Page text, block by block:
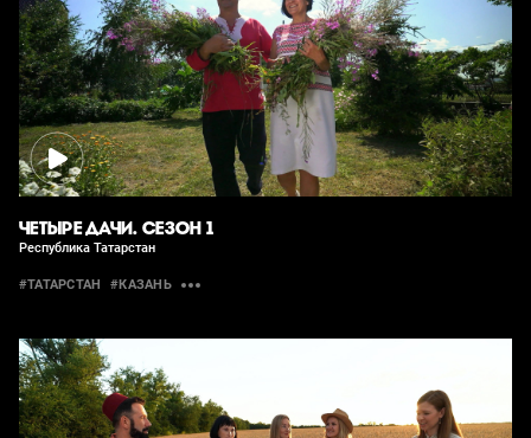
ЧЕТЫРЕ ДАЧИ. СЕЗОН 1
Республика Татарстан
#ТАТАРСТАН #КАЗАНЬ